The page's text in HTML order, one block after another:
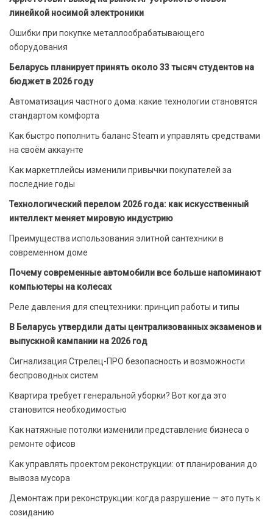
линейкой носимой электроники
Ошибки при покупке металлообрабатывающего
оборудования
Беларусь планирует принять около 33 тысяч студентов на
бюджет в 2026 году
Автоматизация частного дома: какие технологии становятся
стандартом комфорта
Как быстро пополнить баланс Steam и управлять средствами
на своём аккаунте
Как маркетплейсы изменили привычки покупателей за
последние годы
Технологический перелом 2026 года: как искусственный
интеллект меняет мировую индустрию
Преимущества использования элитной сантехники в
современном доме
Почему современные автомобили все больше напоминают
компьютеры на колесах
Реле давления для спецтехники: принцип работы и типы
В Беларусь утвердили даты централизованных экзаменов и
выпускной кампании на 2026 год
Сигнализация Стрелец-ПРО безопасность и возможности
беспроводных систем
Квартира требует генеральной уборки? Вот когда это
становится необходимостью
Как натяжные потолки изменили представление бизнеса о
ремонте офисов
Как управлять проектом реконструкции: от планирования до
вывоза мусора
Демонтаж при реконструкции: когда разрушение — это путь к
созиданию